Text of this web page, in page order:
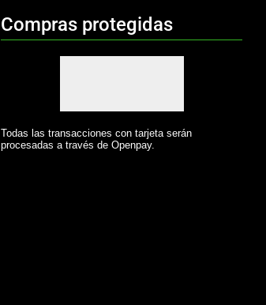
Compras protegidas
Todas las transacciones con tarjeta serán
procesadas a través de Openpay.